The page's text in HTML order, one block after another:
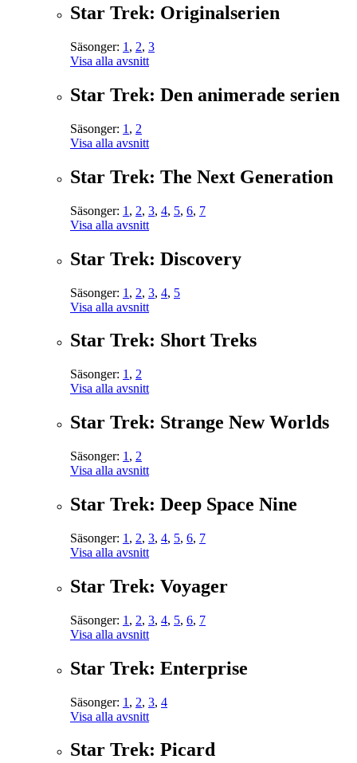
Star Trek: Originalserien
Säsonger: 1 , 2, 3
Visa alla avsnitt
Star Trek: Den animerade serien
Säsonger: 1 , 2
Visa alla avsnitt
Star Trek: The Next Generation
Säsonger: 1 , 2, 3, 4, 5, 6, 7
Visa alla avsnitt
Star Trek: Discovery
Säsonger: 1 , 2, 3, 4, 5
Visa alla avsnitt
Star Trek: Short Treks
Säsonger: 1 , 2
Visa alla avsnitt
Star Trek: Strange New Worlds
Säsonger: 1 , 2
Visa alla avsnitt
Star Trek: Deep Space Nine
Säsonger: 1 , 2, 3, 4, 5, 6, 7
Visa alla avsnitt
Star Trek: Voyager
Säsonger: 1 , 2, 3, 4, 5, 6, 7
Visa alla avsnitt
Star Trek: Enterprise
Säsonger: 1 , 2, 3, 4
Visa alla avsnitt
Star Trek: Picard